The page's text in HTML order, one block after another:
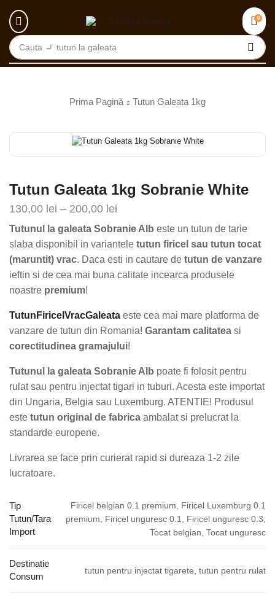
Cauta 🚬 tutun la galeata
0
Prima Pagină Tutun Galeata 1kg
Tutun Galeata 1kg Sobranie White
130,00 lei – 200,00 lei
Tutunul la galeata Sobranie Alb este un tutun de tarie
slaba disponibil in variantele tutun firicel sau tutun tocat
(maruntit) vrac. Daca esti in cautare de tutun de vanzare
ieftin si de cea mai buna calitate incearca produsele
noastre premium!
TutunFiricelVracGaleata este cea mai mare platforma de
vanzare de tutun din Romania! Garantam calitatea si
corectitudinea gramajului!
Tutunul la galeata Sobranie Alb poate fi folosit pentru
rulat sau pentru injectat tigari in tuburi. Acesta este importat
din Ungaria, Belgia sau Luxemburg. ATENTIE! Produsul
este tutun original de fabrica ambalat si prelucrat la
standarde europene.
Livrarea se face prin curierat rapid si dureaza 1-2 zile
lucratoare.
Tip
Tutun/Tara
Import
Firicel belgian 0.1 premium, Firicel Luxemburg 0.1
premium, Firicel unguresc 0.1, Firicel unguresc 0.3,
Tocat belgian, Tocat unguresc
Destinatie
Consum
tutun pentru injectat tigarete, tutun pentru rulat